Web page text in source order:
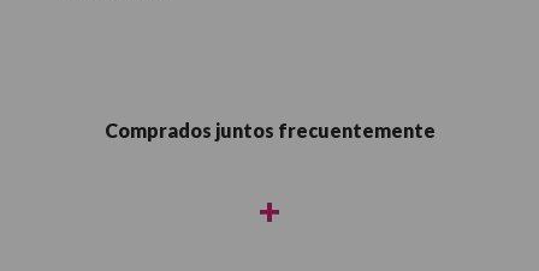
Comprados juntos frecuentemente
+